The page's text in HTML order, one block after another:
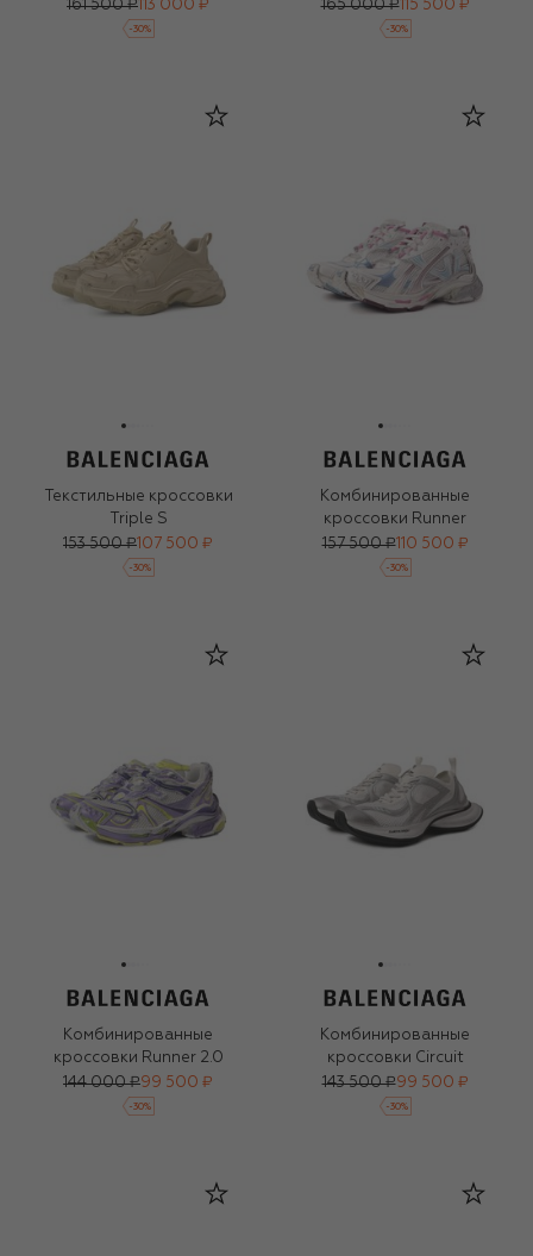
161 500 ₽ 113 000 ₽
-30%
165 000 ₽115 500 ₽
-30%
Текстильные кроссовки
Triple S
153 500 ₽ 107 500 ₽
-30%
Комбинированные
кроссовки Runner
157 500 ₽110 500 ₽
-30%
Комбинированные
кроссовки Runner 2.0
144 000 ₽99 500 ₽
-30%
Комбинированные
кроссовки Circuit
143 500 ₽99 500 ₽
-30%